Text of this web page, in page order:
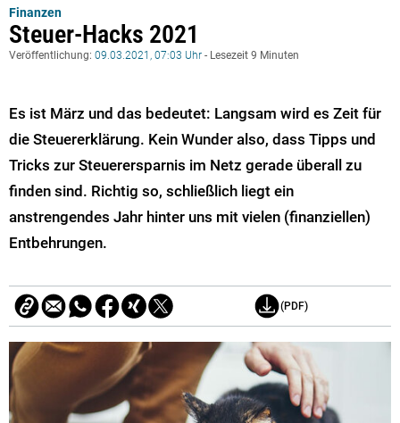
Finanzen
Steuer-Hacks 2021
Veröffentlichung: 09.03.2021, 07:03 Uhr - Lesezeit 9 Minuten
Es ist März und das bedeutet: Langsam wird es Zeit für
die Steuererklärung. Kein Wunder also, dass Tipps und
Tricks zur Steuerersparnis im Netz gerade überall zu
finden sind. Richtig so, schließlich liegt ein
anstrengendes Jahr hinter uns mit vielen (finanziellen)
Entbehrungen.
(PDF)